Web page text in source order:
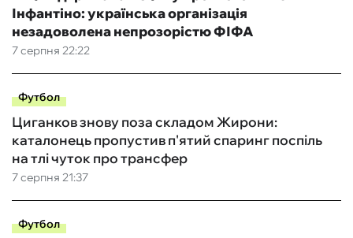
7 серпня 22:22
Інфантіно: українська організація
незадоволена непрозорістю ФІФА
Футбол
7 серпня 21:37
Циганков знову поза складом Жирони:
каталонець пропустив п'ятий спаринг поспіль
на тлі чуток про трансфер
Футбол